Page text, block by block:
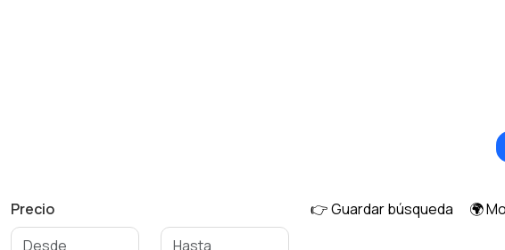
Precio 👉 Guardar búsqueda 🌍